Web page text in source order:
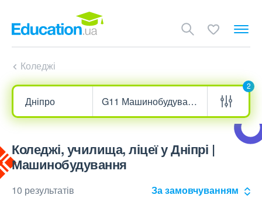
Коледжі
2
Коледжі, училища, ліцеї у Дніпрі |
Машинобудування
10 результатів За замовчуванням